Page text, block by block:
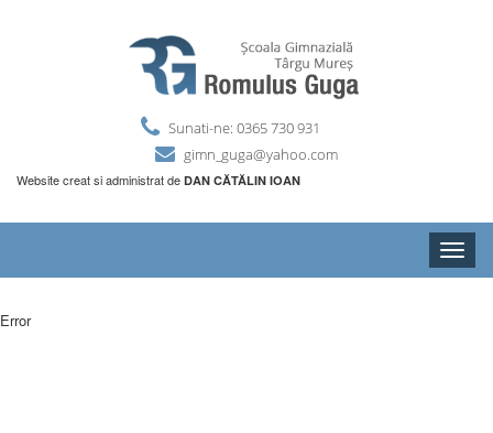
Sunati-ne: 0365 730 931
gimn_guga@yahoo.com
Website creat si administrat de DAN CĂTĂLIN IOAN
Toggle
Error